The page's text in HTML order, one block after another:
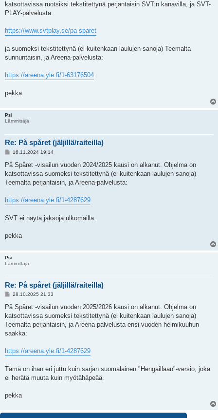
t
i
katsottavissa ruotsiksi tekstitettynä perjantaisin SVT:n kanavilla, ja SVT-
PLAY-palvelusta:
https://www.svtplay.se/pa-sparet
ja suomeksi tekstitettynä (ei kuitenkaan laulujen sanoja) Teemalta
sunnuntaisin, ja Areena-palvelusta:
https://areena.yle.fi/1-63176504
pekka
Psi
Lämmittäjä
Re: På spåret (jäljillä/raiteilla)
V
e
t
i
16.11.2024 19:14
På Spåret -visailun vuoden 2024/2025 kausi on alkanut. Ohjelma on
katsottavissa suomeksi tekstitettynä (ei kuitenkaan laulujen sanoja)
Teemalta perjantaisin, ja Areena-palvelusta:
https://areena.yle.fi/1-4287629
SVT ei näytä jaksoja ulkomailla.
pekka
Psi
Lämmittäjä
Re: På spåret (jäljillä/raiteilla)
V
e
t
i
28.10.2025 21:33
På Spåret -visailun vuoden 2025/2026 kausi on alkanut. Ohjelma on
katsottavissa suomeksi tekstitettynä (ei kuitenkaan laulujen sanoja)
Teemalta perjantaisin, ja Areena-palvelusta ensi vuoden helmikuuhun
saakka:
https://areena.yle.fi/1-4287629
Tämä on ihan eri juttu kuin sarjan suomalainen "Hengaillaan"-versio, joka
ei herätä muuta kuin myötähäpeää.
pekka